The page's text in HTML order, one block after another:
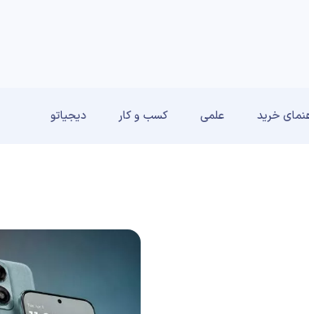
خرید علمی کسب و کار دیجیاتو